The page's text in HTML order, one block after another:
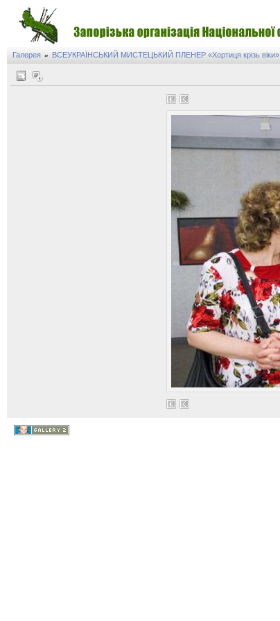
Галерея » ВСЕУКРАЇНСЬКИЙ МИСТЕЦЬКИЙ ПЛЕНЕР «Хортиця крізь віки»